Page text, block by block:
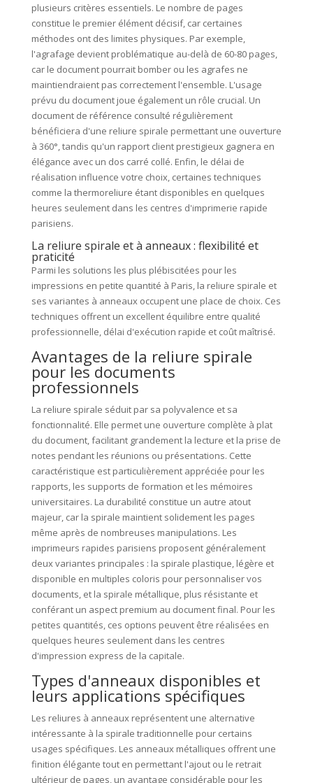
plusieurs critères essentiels. Le nombre de pages
constitue le premier élément décisif, car certaines
méthodes ont des limites physiques. Par exemple,
l'agrafage devient problématique au-delà de 60-80 pages,
car le document pourrait bomber ou les agrafes ne
maintiendraient pas correctement l'ensemble. L'usage
prévu du document joue également un rôle crucial. Un
document de référence consulté régulièrement
bénéficiera d'une reliure spirale permettant une ouverture
à 360°, tandis qu'un rapport client prestigieux gagnera en
élégance avec un dos carré collé. Enfin, le délai de
réalisation influence votre choix, certaines techniques
comme la thermoreliure étant disponibles en quelques
heures seulement dans les centres d'imprimerie rapide
parisiens.
La reliure spirale et à anneaux : flexibilité et
praticité
Parmi les solutions les plus plébiscitées pour les
impressions en petite quantité à Paris, la reliure spirale et
ses variantes à anneaux occupent une place de choix. Ces
techniques offrent un excellent équilibre entre qualité
professionnelle, délai d'exécution rapide et coût maîtrisé.
Avantages de la reliure spirale
pour les documents
professionnels
La reliure spirale séduit par sa polyvalence et sa
fonctionnalité. Elle permet une ouverture complète à plat
du document, facilitant grandement la lecture et la prise de
notes pendant les réunions ou présentations. Cette
caractéristique est particulièrement appréciée pour les
rapports, les supports de formation et les mémoires
universitaires. La durabilité constitue un autre atout
majeur, car la spirale maintient solidement les pages
même après de nombreuses manipulations. Les
imprimeurs rapides parisiens proposent généralement
deux variantes principales : la spirale plastique, légère et
disponible en multiples coloris pour personnaliser vos
documents, et la spirale métallique, plus résistante et
conférant un aspect premium au document final. Pour les
petites quantités, ces options peuvent être réalisées en
quelques heures seulement dans les centres
d'impression express de la capitale.
Types d'anneaux disponibles et
leurs applications spécifiques
Les reliures à anneaux représentent une alternative
intéressante à la spirale traditionnelle pour certains
usages spécifiques. Les anneaux métalliques offrent une
finition élégante tout en permettant l'ajout ou le retrait
ultérieur de pages, un avantage considérable pour les